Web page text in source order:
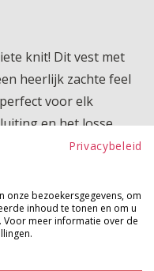
knit! Dit vest met
heerlijk zachte feel
voor elk
en het losse
vibe, terwijl de
charme.
Privacybeleid
onze bezoekersgegevens, om
inhoud te tonen en om u
Voor meer informatie over de